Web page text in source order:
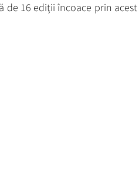
de 16 ediţii încoace prin acest